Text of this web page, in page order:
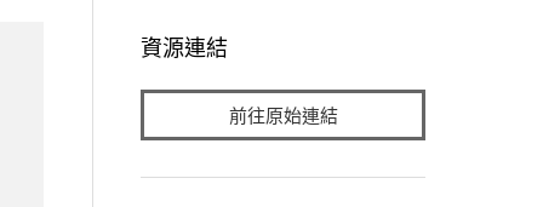
資源連結
前往原始連結